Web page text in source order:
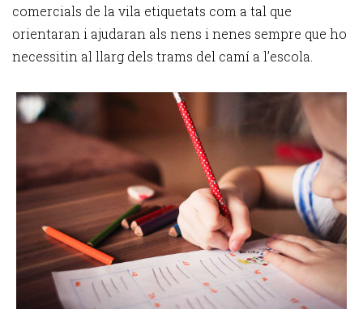
comercials de la vila etiquetats com a tal que
orientaran i ajudaran als nens i nenes sempre que ho
necessitin al llarg dels trams del camí a l’escola.